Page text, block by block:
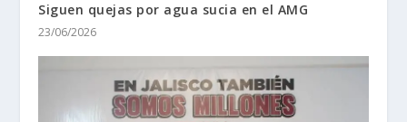
Siguen quejas por agua sucia en el AMG
23/06/2026